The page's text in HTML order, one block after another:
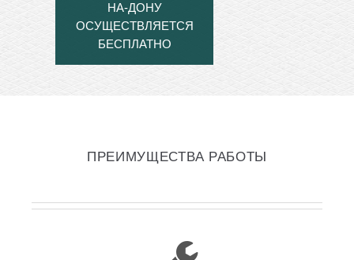
НА-ДОНУ
ОСУЩЕСТВЛЯЕТСЯ
БЕСПЛАТНО
ПРЕИМУЩЕСТВА РАБОТЫ